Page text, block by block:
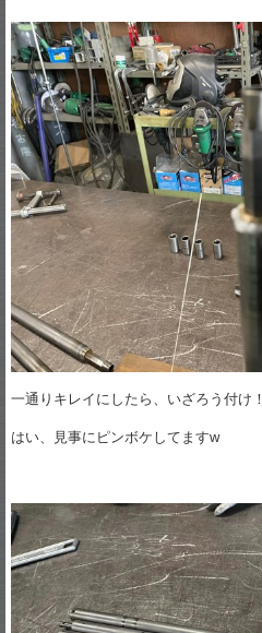
一通りキレイにしたら、いざろう付け！
はい、見事にピンボケしてますw